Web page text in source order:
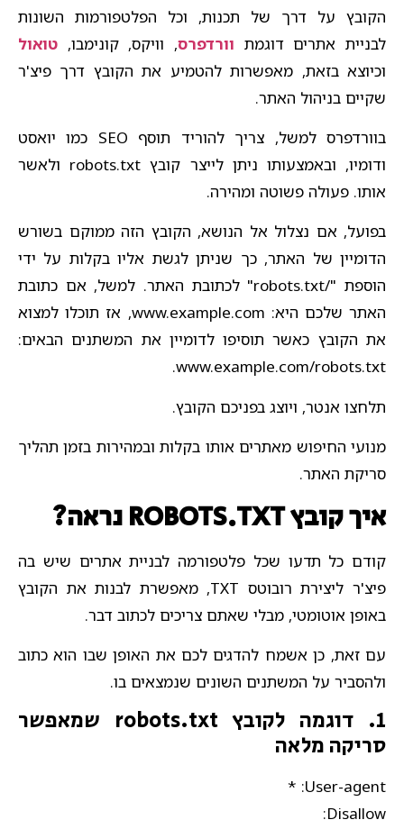
הקובץ על דרך של תכנות, וכל הפלטפורמות השונות
לבניית אתרים דוגמת וורדפרס, וויקס, קונימבו, טואול
וכיוצא בזאת, מאפשרות להטמיע את הקובץ דרך פיצ'ר
שקיים בניהול האתר.
בוורדפרס למשל, צריך להוריד תוסף SEO כמו יואסט
ודומיו, ובאמצעותו ניתן לייצר קובץ robots.txt ולאשר
אותו. פעולה פשוטה ומהירה.
בפועל, אם נצלול אל הנושא, הקובץ הזה ממוקם בשורש
הדומיין של האתר, כך שניתן לגשת אליו בקלות על ידי
הוספת "/robots.txt" לכתובת האתר. למשל, אם כתובת
האתר שלכם היא: www.example.com, אז תוכלו למצוא
את הקובץ כאשר תוסיפו לדומיין את המשתנים הבאים:
www.example.com/robots.txt.
תלחצו אנטר, ויוצג בפניכם הקובץ.
מנועי החיפוש מאתרים אותו בקלות ובמהירות בזמן תהליך
סריקת האתר.
איך קובץ ROBOTS.TXT נראה?
קודם כל תדעו שכל פלטפורמה לבניית אתרים שיש בה
פיצ'ר ליצירת רובוטס TXT, מאפשרת לבנות את הקובץ
באופן אוטומטי, מבלי שאתם צריכים לכתוב דבר.
עם זאת, כן אשמח להדגים לכם את האופן שבו הוא כתוב
ולהסביר על המשתנים השונים שנמצאים בו.
1. דוגמה לקובץ robots.txt שמאפשר
סריקה מלאה
User-agent: *
Disallow: